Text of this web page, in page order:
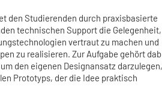
den Studierenden durch praxisbasierte
technischen Support die
vertraut zu machen und
zu realisieren. Zur Aufgabe gehört
den eigenen Designansatz
Prototyps, der die Idee praktisch